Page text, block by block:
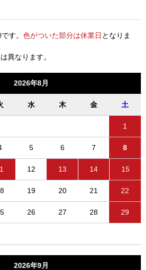
す。 色がついた部分は休業日 となりま
異なります。
2026年8月
水 木 金 土
1
5 6 7 8
12 13 14 15
19 20 21 22
26 27 28 29
2026年9月